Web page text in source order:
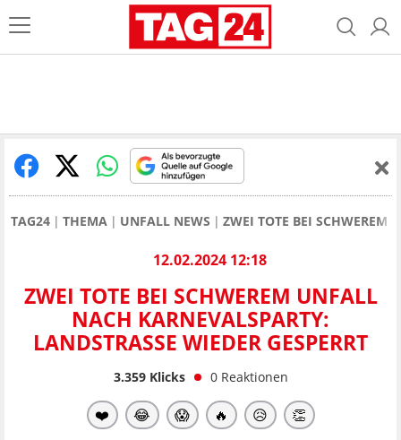
TAG24 THEMA UNFALL NEWS ZWEI TOTE BEI SCHWEREM
12.02.2024 12:18
ZWEI TOTE BEI SCHWEREM UNFALL
NACH KARNEVALSPARTY:
LANDSTRASSE WIEDER GESPERRT
3.359Klicks 0 Reaktionen
❤️ 😂 😱 🔥 😥 👏